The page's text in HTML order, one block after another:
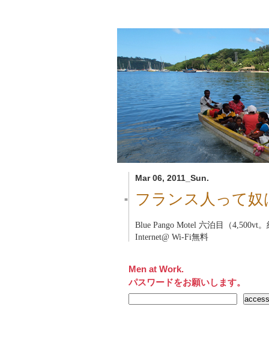
Mar 06, 2011_Sun.
■ フランス人って
Blue Pango Motel 六泊目（4,500vt。
Internet@ Wi-Fi無料
Men at Work.
パスワードをお願いします。